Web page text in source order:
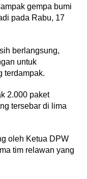
gempa bumi
pada Rabu, 17
berlangsung,
untuk
terdampak.
2.000 paket
tersebar di lima
oleh Ketua DPW
tim relawan yang